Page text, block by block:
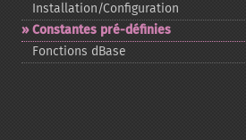
Installation/Configuration
Constantes pré-​définies
Fonctions dBase